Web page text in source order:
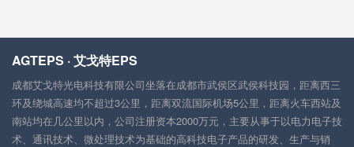
AGTEPS · 艾戈特EPS
成都艾戈特光电科技有限公司坐落在成都市武侯区武侯科技园，距离西三
环及绕城高速均不超过3公里，距离双流国际机场5公里，距离火车西站及
南站均在几公里以内，公司注册资本2000万元，主要从事于以电力电子技
术、通讯技术、微处理技术为基础的高科技电子产品的研发、生产与销